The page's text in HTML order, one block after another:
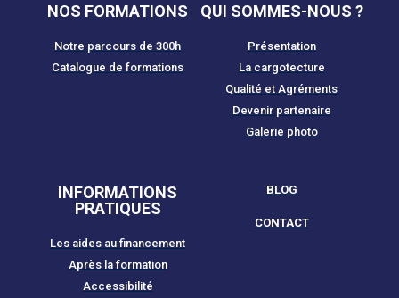
NOS FORMATIONS
Notre parcours de 300h
Catalogue de formations
QUI SOMMES-NOUS ?
Présentation
La cargotecture
Qualité et Agréments
Devenir partenaire
Galerie photo
INFORMATIONS
PRATIQUES
Les aides au financement
Après la formation
Accessibilité
BLOG
CONTACT